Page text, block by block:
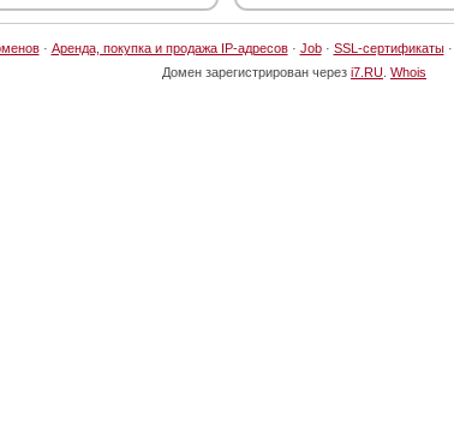
· Аренда, покупка и продажа IP-адресов· Job· SSL-сертификаты·
Домен зарегистрирован через i7.RU Whois